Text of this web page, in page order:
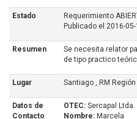
Estado
Requerimiento
Publicado el 2016-
Resumen
Se necesita relator
de tipo practico
Lugar Santiago , RM
Datos de
Contacto
OTEC: Sercapal Ltda.
Nombre: Marcela